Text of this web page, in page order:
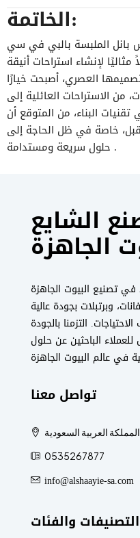
الخاتمة:
بانل الملبسة بالبي في سي
لإنشاء استراحات أنيقة
العصري، أصبحت خيارًا
من الاستراحات العائلية إلى
البناء، من المتوقع أن
خاصة في ظل الحاجة إلى
حلول سريعة ومستدامة .
الشايع
الجاهزة
تصنيع البيوت الجاهزة
وبرتبلات بجودة عالية
التزمنا بالجودة
للعملاء الباحثين عن حلول
تواصل معنا
العربية السعودية
0535267877
info@alshaayie-sa.com
التصنيفات والفئات